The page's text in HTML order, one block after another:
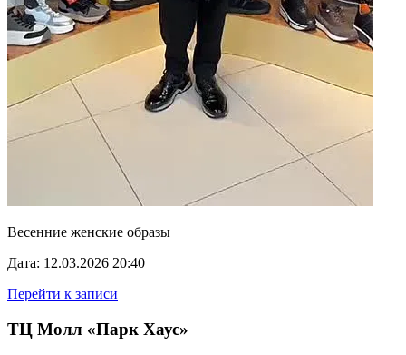
Весенние женские образы
Дата: 12.03.2026 20:40
Перейти к записи
ТЦ Молл «Парк Хаус»